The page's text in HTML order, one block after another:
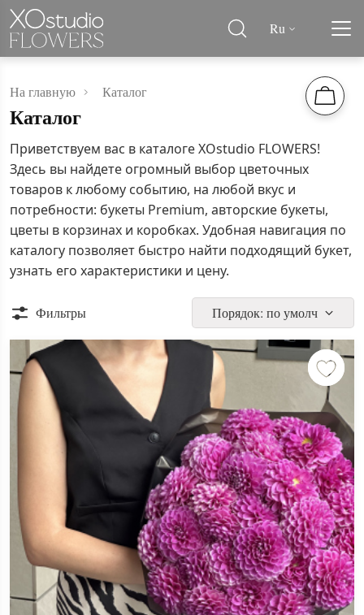
Ru
На главную Каталог
Каталог
Приветствуем вас в каталоге XOstudio FLOWERS!
Здесь вы найдете огромный выбор цветочных
товаров к любому событию, на любой вкус и
потребности: букеты Premium, авторские букеты,
цветы в корзинах и коробках. Удобная навигация по
каталогу позволяет быстро найти подходящий букет,
узнать его характеристики и цену.
Фильтры